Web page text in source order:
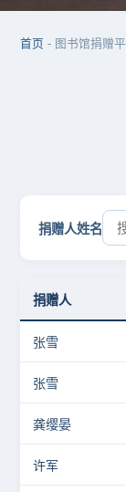
首页 - 图书馆捐赠
捐赠人姓名
捐赠人
张雪
张雪
龚缨晏
许军